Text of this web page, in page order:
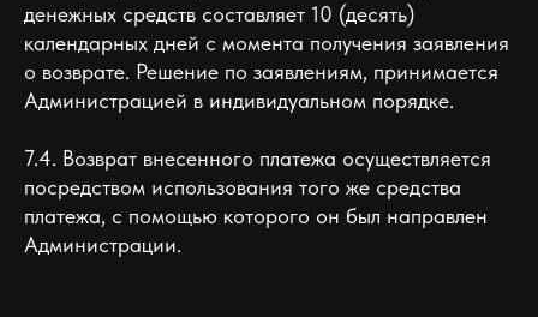
денежных средств составляет 10 (десять)
календарных дней с момента получения заявления
о возврате. Решение по заявлениям, принимается
Администрацией в индивидуальном порядке.
7.4. Возврат внесенного платежа осуществляется
посредством использования того же средства
платежа, с помощью которого он был направлен
Администрации.